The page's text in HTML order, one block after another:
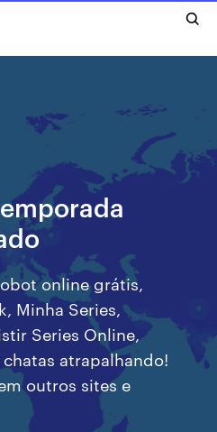
online grátis,
Minha Series,
Series Online,
atrapalhando!
outros sites e